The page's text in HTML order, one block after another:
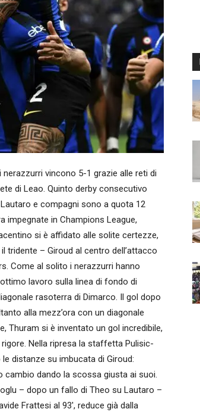
nerazzurri vincono 5-1 grazie alle reti di
di Leao. Quinto derby consecutivo
e compagni sono a quota 12
impegnate in Champions League,
si è affidato alle solite certezze,
tridente – Giroud al centro dell’attacco
Come al solito i nerazzurri hanno
lavoro sulla linea di fondo di
rasoterra di Dimarco. Il gol dopo
alla mezz’ora con un diagonale
Thuram si è inventato un gol incredibile,
Nella ripresa la staffetta Pulisic-
distanze su imbucata di Giroud:
cambio dando la scossa giusta ai suoi.
– dopo un fallo di Theo su Lautaro –
Frattesi al 93′, reduce già dalla